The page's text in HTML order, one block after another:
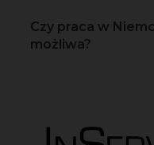
Czy praca w
możliwa?